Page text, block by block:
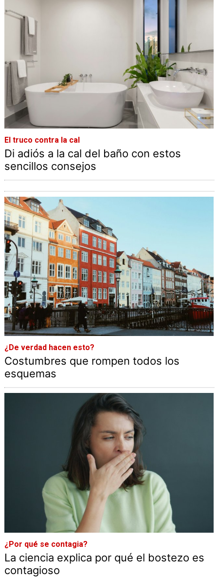
El truco contra la cal
Di adiós a la cal del baño con estos
sencillos consejos
¿De verdad hacen esto?
Costumbres que rompen todos los
esquemas
¿Por qué se contagia?
La ciencia explica por qué el bostezo es
contagioso